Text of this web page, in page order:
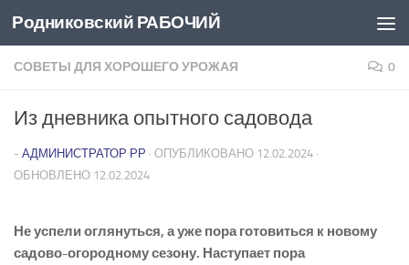
Перейти к содержимому
Родниковский РАБОЧИЙ
СОВЕТЫ ДЛЯ ХОРОШЕГО УРОЖАЯ 0
Из дневника опытного садовода
- АДМИНИСТРАТОР РР · ОПУБЛИКОВАНО 12.02.2024 ·
ОБНОВЛЕНО 12.02.2024
Не успели оглянуться, а уже пора готовиться к новому
садово-огородному сезону. Наступает пора